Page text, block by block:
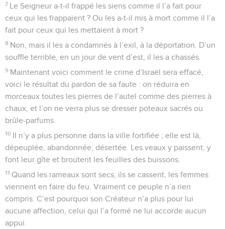
7 Le Seigneur a-t-il frappé les siens comme il l’a fait pour
ceux qui les frappaient ? Ou les a-t-il mis à mort comme il l’a
fait pour ceux qui les mettaient à mort ?
8 Non, mais il les a condamnés à l’exil, à la déportation. D’un
souffle terrible, en un jour de vent d’est, il les a chassés.
9 Maintenant voici comment le crime d’Israël sera effacé,
voici le résultat du pardon de sa faute : on réduira en
morceaux toutes les pierres de l’autel comme des pierres à
chaux, et l’on ne verra plus se dresser poteaux sacrés ou
brûle-parfums.
10 Il n’y a plus personne dans la ville fortifiée ; elle est là,
dépeuplée, abandonnée, désertée. Les veaux y paissent, y
font leur gîte et broutent les feuilles des buissons.
11 Quand les rameaux sont secs, ils se cassent, les femmes
viennent en faire du feu. Vraiment ce peuple n’a rien
compris. C’est pourquoi son Créateur n’a plus pour lui
aucune affection, celui qui l’a formé ne lui accorde aucun
appui.